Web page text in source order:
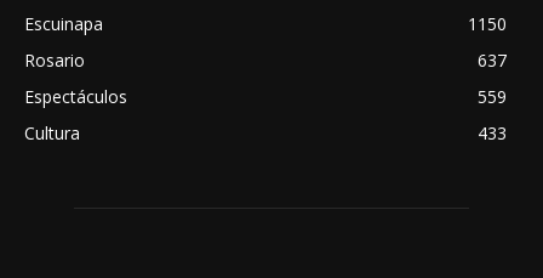
Escuinapa
1150
Rosario
637
Espectáculos
559
Cultura
433